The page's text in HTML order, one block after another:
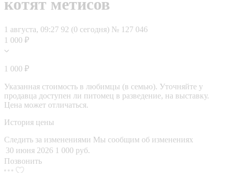
котят метисов
1 августа, 09:27 92 (0 сегодня) № 127 046
1 000 ₽
1 000 ₽
Указанная стоимость в любимцы (в семью). Уточняйте у
продавца доступен ли питомец в разведение, на выставку.
Цена может отличаться.
История цены
Следить за изменениями Мы сообщим об изменениях
30 июня 2026 1 000 руб.
Позвонить